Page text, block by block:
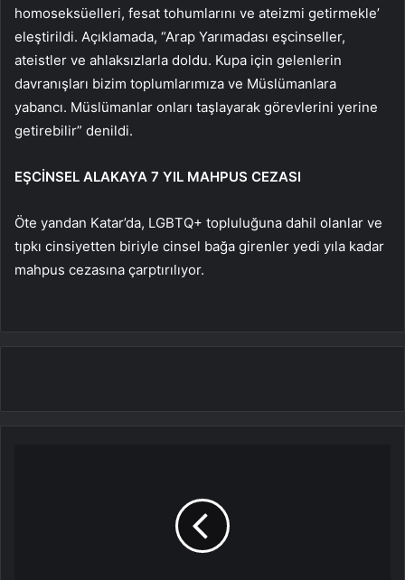
homoseksüelleri, fesat tohumlarını ve ateizmi getirmekle’
eleştirildi. Açıklamada, “Arap Yarımadası eşcinseller,
ateistler ve ahlaksızlarla doldu. Kupa için gelenlerin
davranışları bizim toplumlarımıza ve Müslümanlara
yabancı. Müslümanlar onları taşlayarak görevlerini yerine
getirebilir” denildi.
EŞCİNSEL ALAKAYA 7 YIL MAHPUS CEZASI
Öte yandan Katar’da, LGBTQ+ topluluğuna dahil olanlar ve
tıpkı cinsiyetten biriyle cinsel bağa girenler yedi yıla kadar
mahpus cezasına çarptırılıyor.